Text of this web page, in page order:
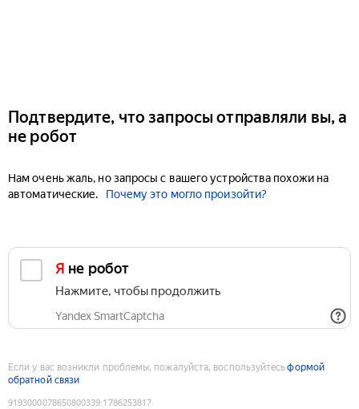
Подтвердите, что запросы отправляли вы, а
не робот
Нам очень жаль, но запросы с вашего устройства похожи на
автоматические.
Почему это могло произойти?
Я не робот
Нажмите, чтобы продолжить
Yandex SmartCaptcha
Если у вас возникли проблемы, пожалуйста, воспользуйтесьформой
обратной связи
9193000078650800339:1786253817